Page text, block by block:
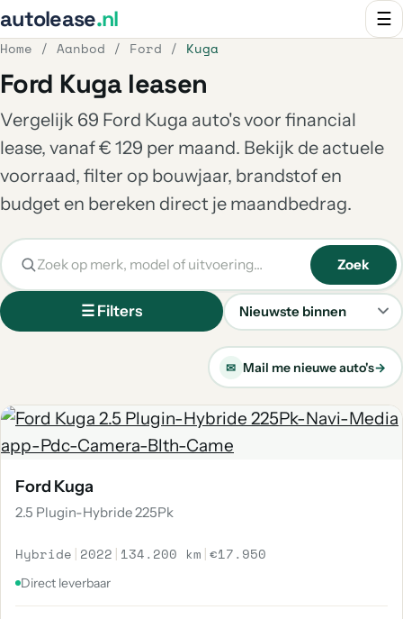
autolease.nl ☰
Home / Aanbod / Ford / Kuga
Ford Kuga leasen
Vergelijk 69 Ford Kuga auto's voor financial
lease, vanaf € 129 per maand. Bekijk de actuele
voorraad, filter op bouwjaar, brandstof en
budget en bereken direct je maandbedrag.
☰ Filters
Sorteren
Zoek
✉ Mail me nieuwe auto's→
Ford Kuga
2.5 Plugin-Hybride 225Pk
Hybride | 2022 | 134.200 km |€17.950
Direct leverbaar